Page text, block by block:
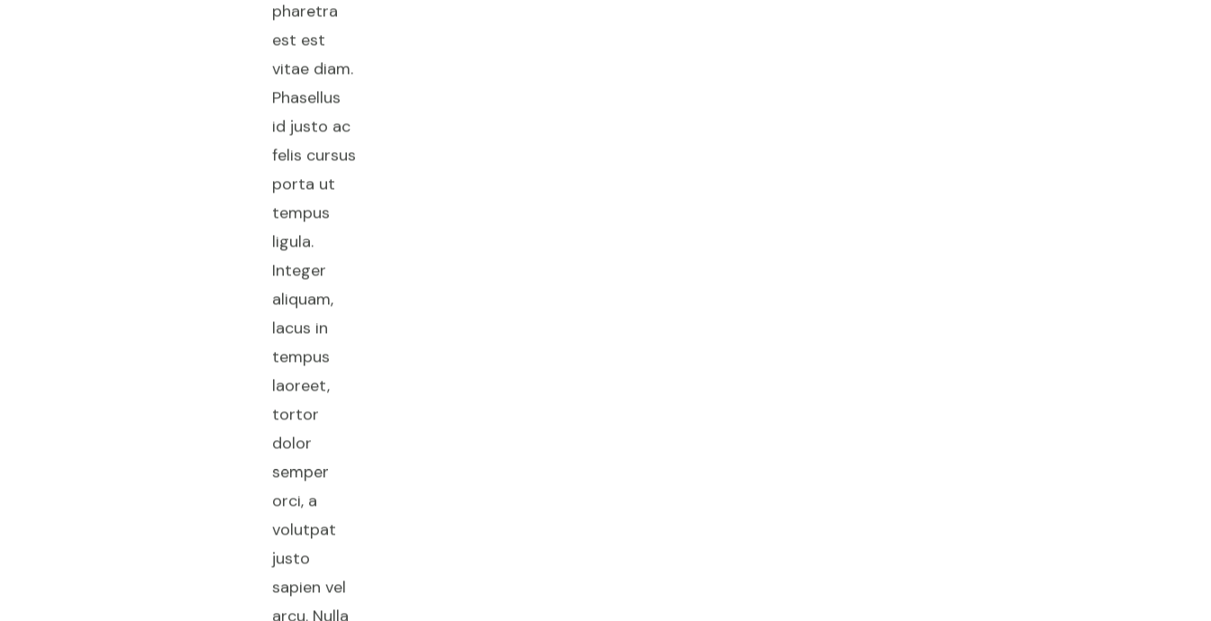
pharetra
est est
vitae diam.
Phasellus
id justo ac
felis cursus
porta ut
tempus
ligula.
Integer
aliquam,
lacus in
tempus
laoreet,
tortor
dolor
semper
orci, a
volutpat
justo
sapien vel
arcu. Nulla